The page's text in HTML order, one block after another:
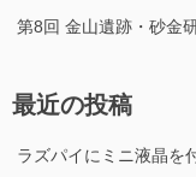
第8回 金山遺跡・砂金
最近の投稿
ラズパイにミニ液晶を